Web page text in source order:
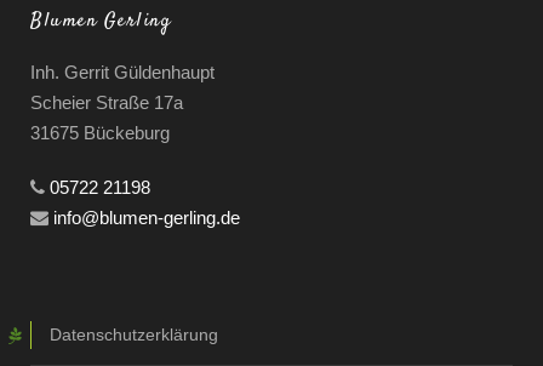
Blumen Gerling
Inh. Gerrit Güldenhaupt
Scheier Straße 17a
31675 Bückeburg
05722 21198
info@blumen-gerling.de
Datenschutzerklärung